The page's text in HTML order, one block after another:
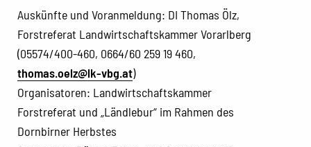
Auskünfte und Voranmeldung: DI Thomas Ölz,
Forstreferat Landwirtschaftskammer Vorarlberg
(05574/400-460, 0664/60 259 19 460,
thomas.oelz@lk-vbg.at)
Organisatoren: Landwirtschaftskammer
Forstreferat und „Ländlebur“ im Rahmen des
Dornbirner Herbstes